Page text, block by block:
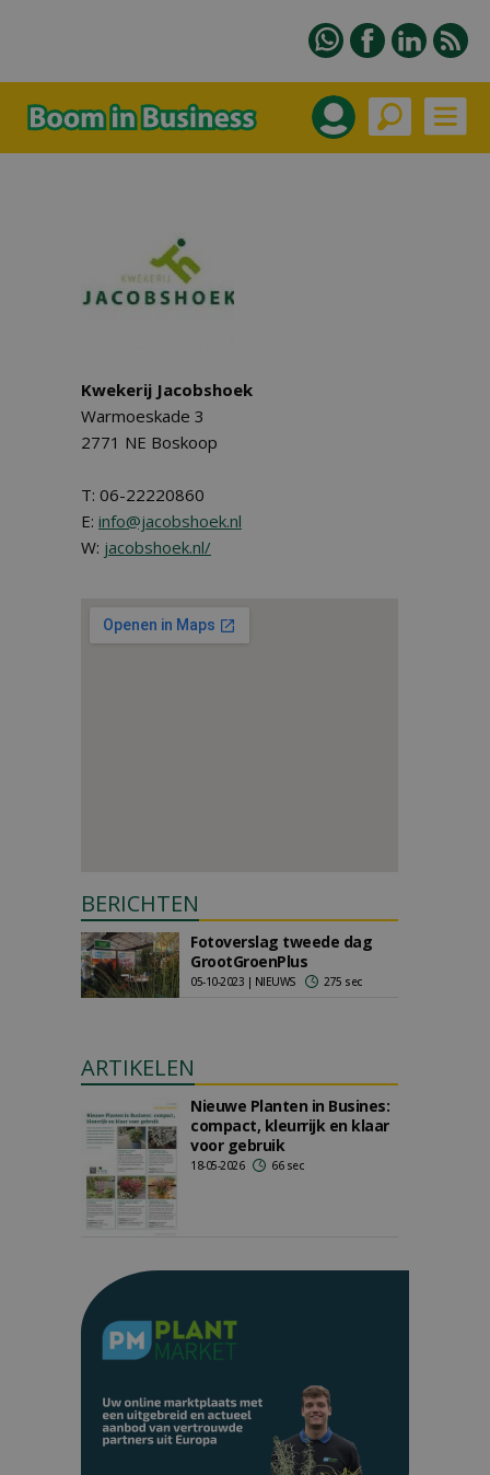
Kwekerij Jacobshoek
Warmoeskade 3
2771 NE Boskoop
T: 06-22220860
E: info@jacobshoek.nl
W: jacobshoek.nl/
BERICHTEN
Fotoverslag tweede dag
GrootGroenPlus
05-10-2023 | NIEUWS 275 sec
ARTIKELEN
Nieuwe Planten in Busines:
compact, kleurrijk en klaar
voor gebruik
18-05-2026 66 sec